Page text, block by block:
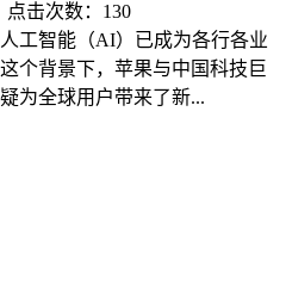
击次数：130
工智能（AI）已成为各行各业
个背景下，苹果与中国科技巨
为全球用户带来了新...